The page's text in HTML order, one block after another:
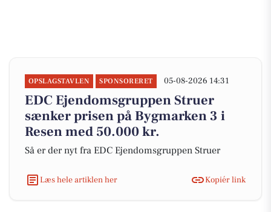
OPSLAGSTAVLEN SPONSORERET 05-08-2026 14:31
EDC Ejen­doms­grup­pen Struer
sænker prisen på Bygmarken 3 i
Resen med 50.000 kr.
Så er der nyt fra EDC Ejen­doms­grup­pen Struer
Læs hele artiklen her Kopiér link